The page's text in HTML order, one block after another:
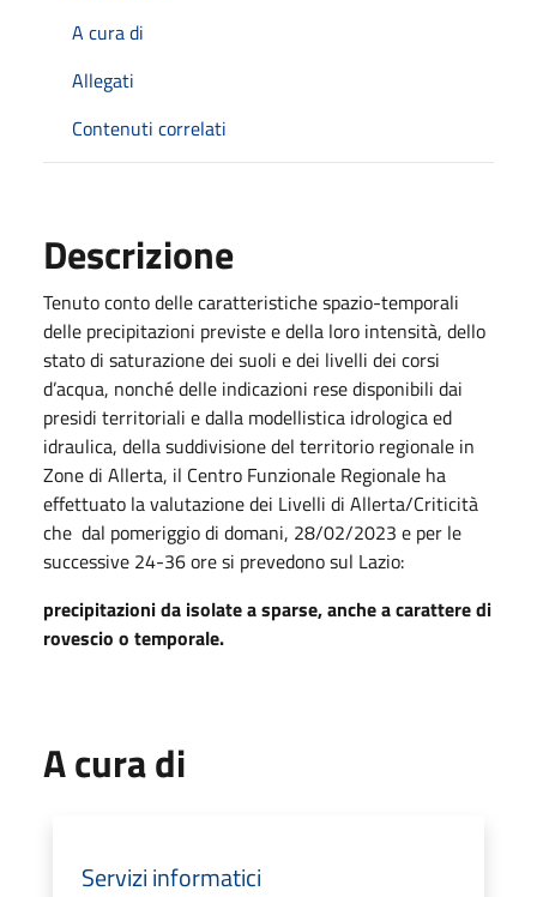
A cura di
Allegati
Contenuti correlati
Descrizione
Tenuto conto delle caratteristiche spazio-temporali
delle precipitazioni previste e della loro intensità, dello
stato di saturazione dei suoli e dei livelli dei corsi
d’acqua, nonché delle indicazioni rese disponibili dai
presidi territoriali e dalla modellistica idrologica ed
idraulica, della suddivisione del territorio regionale in
Zone di Allerta, il Centro Funzionale Regionale ha
effettuato la valutazione dei Livelli di Allerta/Criticità
che dal pomeriggio di domani, 28/02/2023 e per le
successive 24-36 ore si prevedono sul Lazio:
precipitazioni da isolate a sparse, anche a carattere di
rovescio o temporale.
A cura di
Servizi informatici